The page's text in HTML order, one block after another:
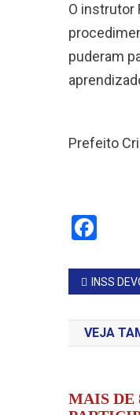
O instrutor
puderam
Prefeito
de
Post
INSS DEVOLVE
VEJA
MAIS DE